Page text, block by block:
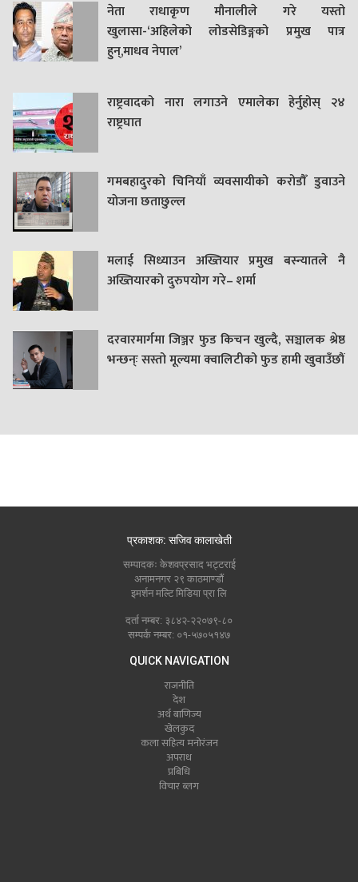
नेता राधाकृण मौनालीले गरे यस्तो
खुलासा-‘अहिलेको लोडसेडिङ्गको प्रमुख पात्र
हुन्,माधव नेपाल’
राष्ट्रवादको नारा लगाउने एमालेका हेर्नुहोस् २४
राष्ट्रघात
गमबहादुरकाे चिनियाँ व्यवसायीको करोडौँ डुवाउने
याेजना छताछुल्ल
मलाई सिध्याउन अख्तियार प्रमुख बस्न्यातले नै
अख्तियारको दुरुपयोग गरे– शर्मा
दरवारमार्गमा जिञ्जर फुड किचन खुल्दै, सञ्चालक श्रेष्ठ
भन्छन्ः सस्तो मूल्यमा क्वालिटीको फुड हामी खुवाउँछौं
प्रकाशक: सजिव कालाखेती
सम्पादकः केशवप्रसाद भट्टराई
अनामनगर २९ काठमाण्डौं
इमर्शन मल्टि मिडिया प्रा लि
दर्ता नम्बर: ३८४२-२२०७९-८०
सम्पर्क नम्बर: ०१-५७०५१४७
QUICK NAVIGATION
राजनीति
देश
अर्थ बाणिज्य
खेलकुद
कला सहित्य मनोरंजन
अपराध
प्रबिधि
विचार ब्लग